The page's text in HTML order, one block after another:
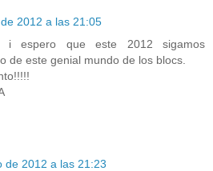
2012 a las 21:05
i espero que este 2012 sigamos
de este genial mundo de los blocs.
de 2012 a las 21:23